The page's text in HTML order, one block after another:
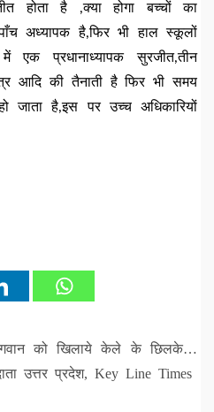
होता है ,क्या होगा बच्चों का
अध्यापक है,फिर भी हाल स्कूलों
में एक प्रधानाध्यापक सुरजीत,तीन
आदि की तैनाती है फिर भी समय
है,इस पर उच्च अधिकारियों
को खिलाये केले के छिलके…
उत्तर प्रदेश, Key Line Times